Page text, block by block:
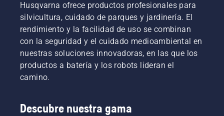
Husqvarna ofrece productos profesionales para
silvicultura, cuidado de parques y jardinería. El
rendimiento y la facilidad de uso se combinan
con la seguridad y el cuidado medioambiental en
nuestras soluciones innovadoras, en las que los
productos a batería y los robots lideran el
camino.
Descubre nuestra gama